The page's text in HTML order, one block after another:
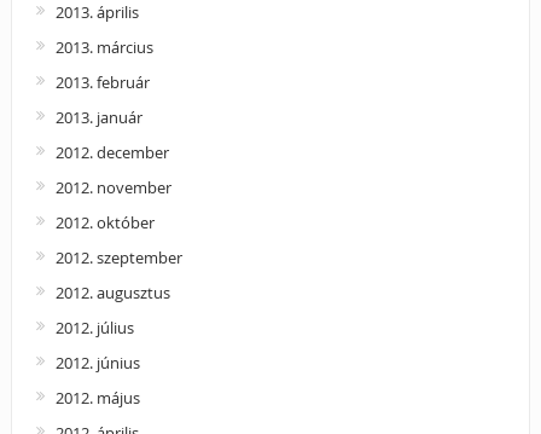
2013. április
2013. március
2013. február
2013. január
2012. december
2012. november
2012. október
2012. szeptember
2012. augusztus
2012. július
2012. június
2012. május